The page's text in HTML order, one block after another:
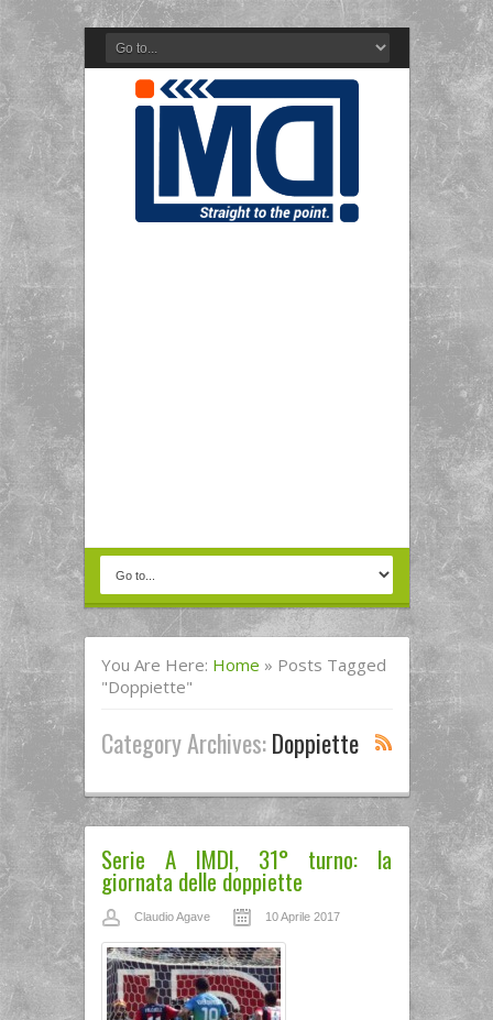
You Are Here: Home » Posts Tagged
"doppiette"
Category Archives:Doppiette
Serie A IMDI, 31° turno: la
giornata delle doppiette
Claudio Agave 10 Aprile 2017